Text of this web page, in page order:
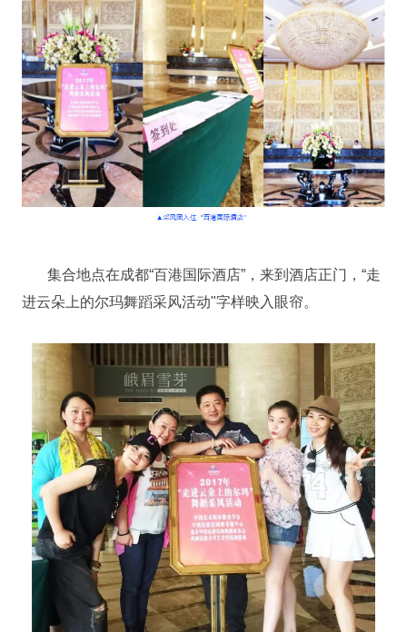
集合地点在成都“百港国际酒店”，来到酒店正门，“走
进云朵上的尔玛舞蹈采风活动"字样映入眼帘。